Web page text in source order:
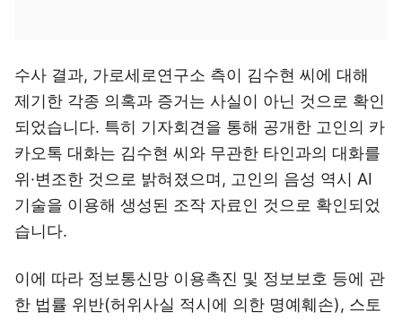
수사 결과, 가로세로연구소 측이 김수현 씨에 대해
제기한 각종 의혹과 증거는 사실이 아닌 것으로 확인
되었습니다. 특히 기자회견을 통해 공개한 고인의 카
카오톡 대화는 김수현 씨와 무관한 타인과의 대화를
위·변조한 것으로 밝혀졌으며, 고인의 음성 역시 AI
기술을 이용해 생성된 조작 자료인 것으로 확인되었
습니다.
이에 따라 정보통신망 이용촉진 및 정보보호 등에 관
한 법률 위반(허위사실 적시에 의한 명예훼손), 스토